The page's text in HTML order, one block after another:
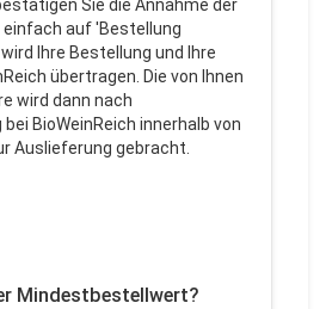
Sie die Annahme der
einfach auf 'Bestellung
Ihre Bestellung und Ihre
übertragen. Die von Ihnen
wird dann nach
BioWeinReich innerhalb von
Auslieferung gebracht.
Mindestbestellwert?